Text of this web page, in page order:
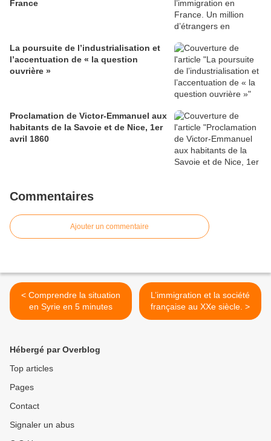
France
La poursuite de l’industrialisation et
l’accentuation de « la question
ouvrière »
Proclamation de Victor-Emmanuel aux
habitants de la Savoie et de Nice, 1er
avril 1860
Commentaires
Ajouter un commentaire
< Comprendre la situation
en Syrie en 5 minutes
L’immigration et la société
française au XXe siècle. >
Hébergé par Overblog
Top articles
Pages
Contact
Signaler un abus